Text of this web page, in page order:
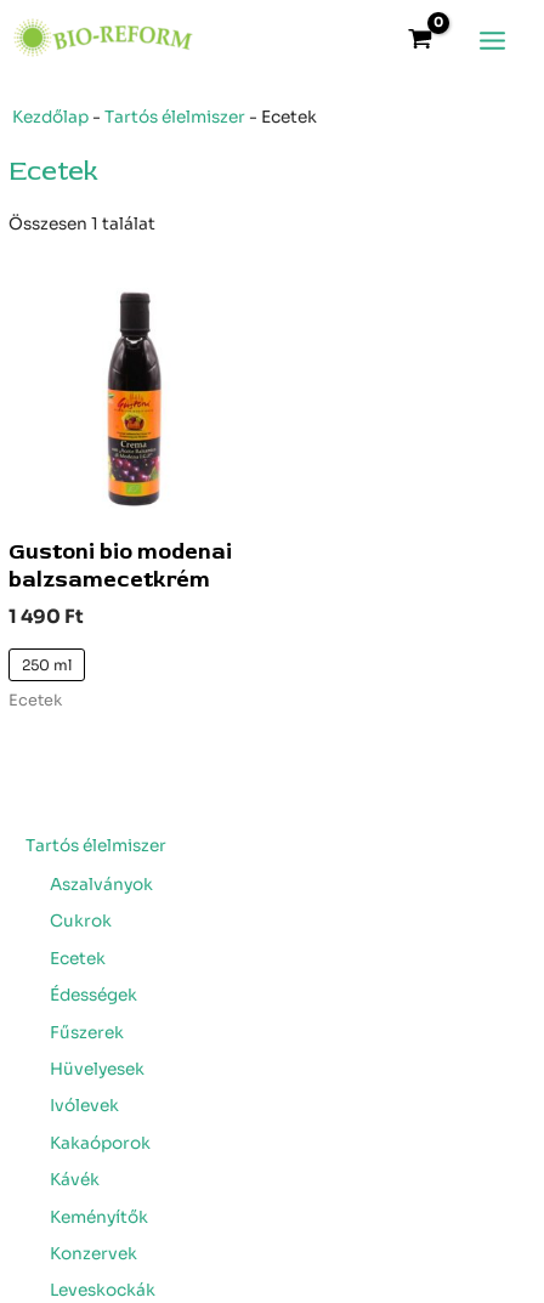
to
Kezdőlap - Tartós élelmiszer - Ecetek
Tartós élelmiszer
Aszalványok
Cukrok
Ecetek
Édességek
Fűszerek
Hüvelyesek
Ivólevek
Kakaóporok
Kávék
Keményítők
Konzervek
Leveskockák
Ecetek
Összesen 1 találat
Gustoni bio modenai
balzsamecetkrém
1 490 Ft
250 ml
Ecetek